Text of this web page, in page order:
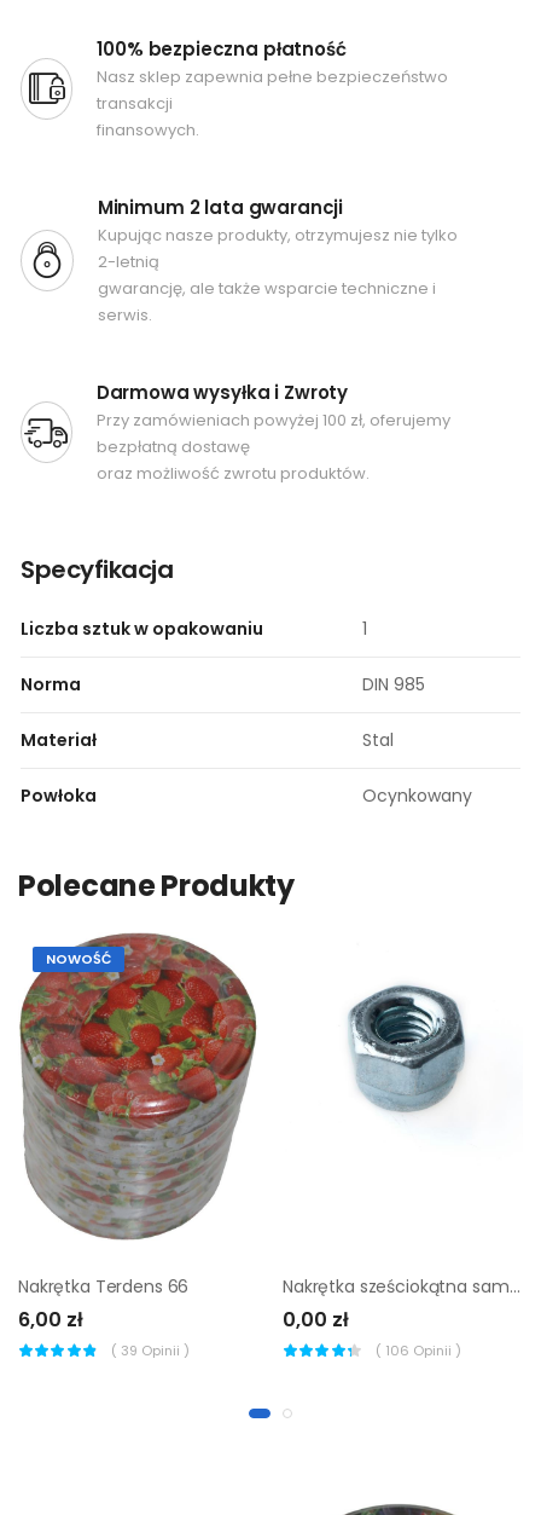
100% bezpieczna płatność
Nasz sklep zapewnia pełne bezpieczeństwo
transakcji
finansowych.
Minimum 2 lata gwarancji
Kupując nasze produkty, otrzymujesz nie tylko
2-letnią
gwarancję, ale także wsparcie techniczne i
serwis.
Darmowa wysyłka i Zwroty
Przy zamówieniach powyżej 100 zł, oferujemy
bezpłatną dostawę
oraz możliwość zwrotu produktów.
Specyfikacja
Liczba sztuk w opakowaniu 1
Norma DIN 985
Materiał Stal
Powłoka Ocynkowany
Polecane Produkty
NOWOŚĆ
Nakrętka Terdens 66
6,00 zł
( 39 Opinii )
Nakrętka sześciokątna samohamowana DIN 985 M3 1 szt
0,00 zł
( 106 Opinii )